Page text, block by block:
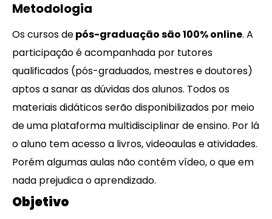
Metodologia
Os cursos depós-graduação são 100% online. A
participação é acompanhada por tutores
qualificados (pós-graduados, mestres e doutores)
aptos a sanar as dúvidas dos alunos. Todos os
materiais didáticos serão disponibilizados por meio
de uma plataforma multidisciplinar de ensino. Por lá
o aluno tem acesso a livros, videoaulas e atividades.
Porém algumas aulas não contém vídeo, o que em
nada prejudica o aprendizado.
Objetivo